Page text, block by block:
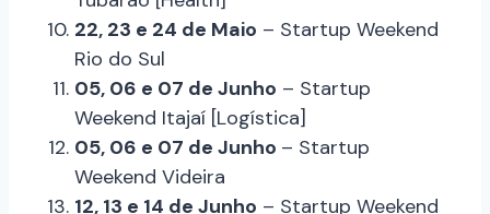
22, 23 e 24 de Maio – Startup Weekend
Rio do Sul
05, 06 e 07 de Junho – Startup
Weekend Itajaí [Logística]
05, 06 e 07 de Junho – Startup
Weekend Videira
12, 13 e 14 de Junho – Startup Weekend